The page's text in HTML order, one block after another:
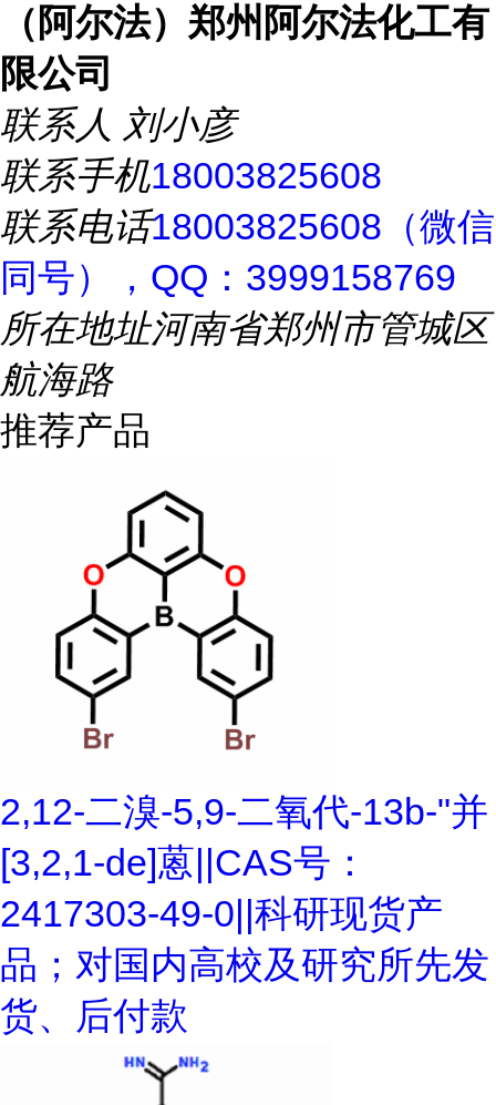
（阿尔法）郑州阿尔法化工有
限公司
联系人 刘小彦
联系手机18003825608
联系电话18003825608（微信
同号），QQ：3999158769
所在地址河南省郑州市管城区
航海路
推荐产品
2,12-二溴-5,9-二氧代-13b-"并
[3,2,1-de]蒽||CAS号：
2417303-49-0||科研现货产
品；对国内高校及研究所先发
货、后付款